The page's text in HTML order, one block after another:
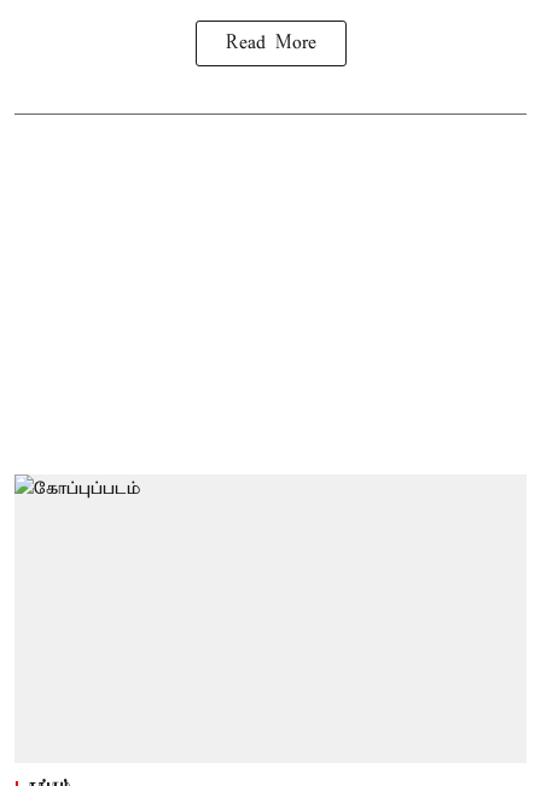
Read More